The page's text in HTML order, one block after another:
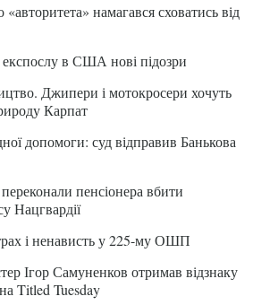
намагався сховатись від
в США нові підозри
Джипери і мотокросери хочуть
Карпат
допомоги: суд відправив Банькова
пенсіонера вбити
Нацгвардії
і ненависть у 225-му ОШП
Ігор Самуненков отримав відзнаку
Titled Tuesday